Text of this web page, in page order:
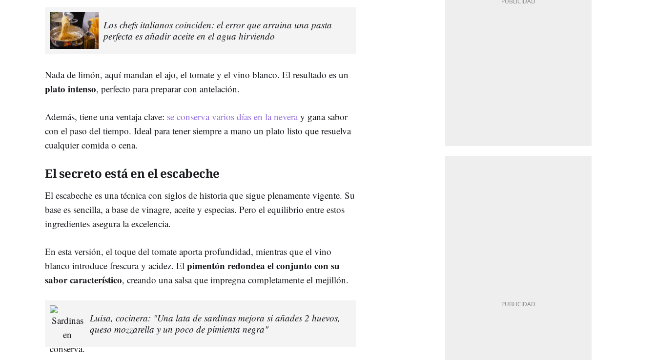
Los chefs italianos coinciden: el error que arruina una pasta
perfecta es añadir aceite en el agua hirviendo
Nada de limón, aquí mandan el ajo, el tomate y el vino blanco. El resultado es un
plato intenso, perfecto para preparar con antelación.
Además, tiene una ventaja clave: se conserva varios días en la nevera y gana sabor
con el paso del tiempo. Ideal para tener siempre a mano un plato listo que resuelva
cualquier comida o cena.
El secreto está en el escabeche
El escabeche es una técnica con siglos de historia que sigue plenamente vigente. Su
base es sencilla, a base de vinagre, aceite y especias. Pero el equilibrio entre estos
ingredientes asegura la excelencia.
En esta versión, el toque del tomate aporta profundidad, mientras que el vino
blanco introduce frescura y acidez. El pimentón redondea el conjunto con su
sabor característico, creando una salsa que impregna completamente el mejillón.
Luisa, cocinera: "Una lata de sardinas mejora si añades 2 huevos,
queso mozzarella y un poco de pimienta negra"